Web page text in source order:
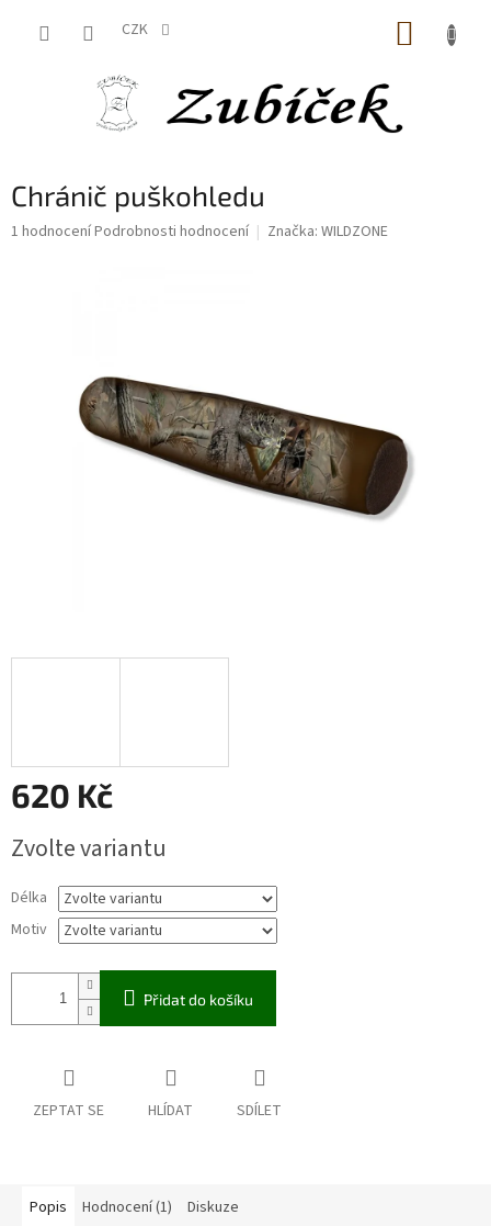
CZK
Chránič puškohledu
Průměrné
1 hodnoceníPodrobnosti hodnocení Značka: WILDZONE
620 Kč
cena:
Zvolte variantu
Délka
Motiv
Přidat do košíku
ZEPTAT SE HLÍDAT SDÍLET
Popis Hodnocení (1) Diskuze